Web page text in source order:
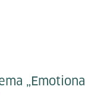
„Emotional